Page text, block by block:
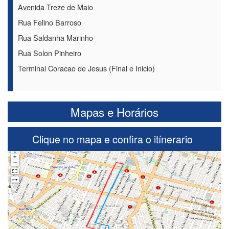
Avenida Treze de Maio
Rua Felino Barroso
Rua Saldanha Marinho
Rua Solon Pinheiro
Terminal Coracao de Jesus (Final e Inicio)
Mapas e Horários
Clique no mapa e confira o itínerario